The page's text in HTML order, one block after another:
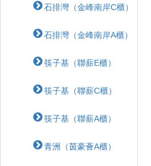
石排灣（金峰南岸C櫃）
石排灣（金峰南岸A櫃）
筷子基（聯薪E櫃）
筷子基（聯薪C櫃）
筷子基（聯薪A櫃）
青洲（茵豪薈A櫃）